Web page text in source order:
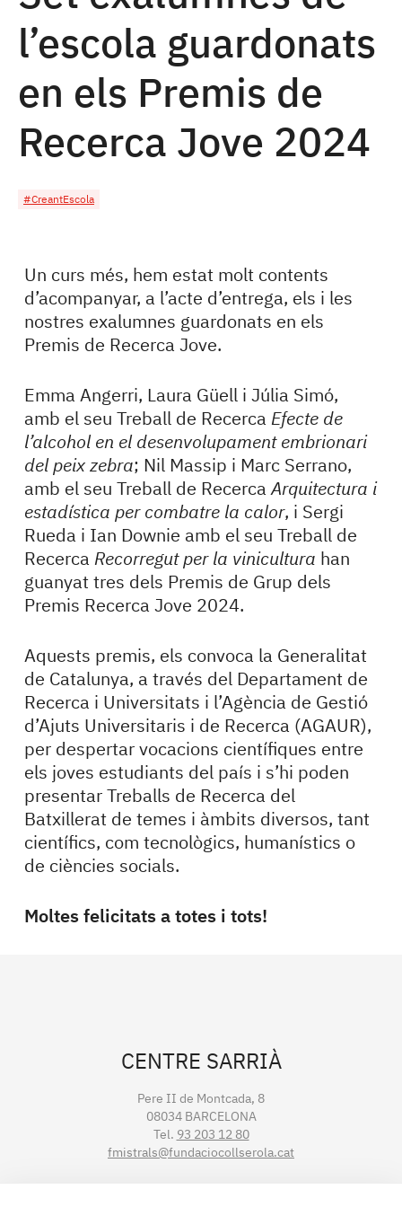
l’escola guardonats
en els Premis de
Recerca Jove 2024
#CreantEscola
Un curs més, hem estat molt contents
d’acompanyar, a l’acte d’entrega, els i les
nostres exalumnes guardonats en els
Premis de Recerca Jove.
Emma Angerri, Laura Güell i Júlia Simó,
amb el seu Treball de Recerca Efecte de
l’alcohol en el desenvolupament embrionari
del peix zebra; Nil Massip i Marc Serrano,
amb el seu Treball de RecercaArquitectura i
estadística per combatre la calor, i Sergi
Rueda i Ian Downie amb el seu Treball de
Recerca Recorregut per la vinicultura han
guanyat tres dels Premis de Grup dels
Premis Recerca Jove 2024.
Aquests premis, els convoca la Generalitat
de Catalunya, a través del Departament de
Recerca i Universitats i l’Agència de Gestió
d’Ajuts Universitaris i de Recerca (AGAUR),
per despertar vocacions científiques entre
els joves estudiants del país i s’hi poden
presentar Treballs de Recerca del
Batxillerat de temes i àmbits diversos, tant
científics, com tecnològics, humanístics o
de ciències socials.
Moltes felicitats a totes i tots!
CENTRE SARRIÀ
Pere II de Montcada, 8
08034 BARCELONA
Tel. 93 203 12 80
fmistrals@fundaciocollserola.cat